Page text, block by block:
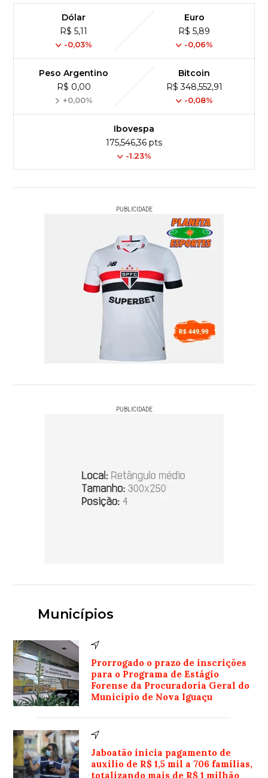
Dólar
R$ 5,11
-0,03%
Euro
R$ 5,89
-0,06%
Peso Argentino
R$ 0,00
+0,00%
Bitcoin
R$ 348,552,91
-0,08%
Ibovespa
175,546,36 pts
-1.23%
PUBLICIDADE
PUBLICIDADE
Municípios
Prorrogado o prazo de inscrições
para o Programa de Estágio
Forense da Procuradoria Geral do
Município de Nova Iguaçu
Jaboatão inicia pagamento de
auxílio de R$ 1,5 mil a 706 famílias,
totalizando mais de R$ 1 milhão